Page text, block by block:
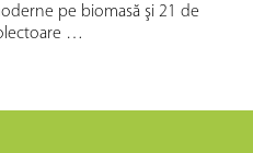
pe biomasă şi 21 de
…